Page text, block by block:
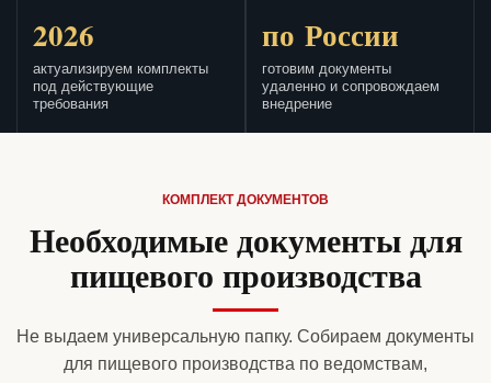
2026
актуализируем комплекты
под действующие
требования
по России
готовим документы
удаленно и сопровождаем
внедрение
КОМПЛЕКТ ДОКУМЕНТОВ
Необходимые документы для
пищевого производства
Не выдаем универсальную папку. Собираем документы
для пищевого производства по ведомствам,